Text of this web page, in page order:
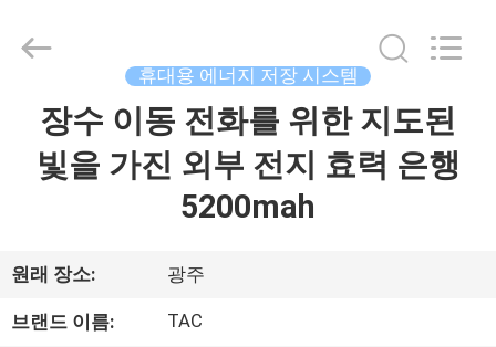
동
2011
Sunland
Technology
휴대용 에너지 저장 시스템
장수 이동 전화를 위한 지도된
빛을 가진 외부 전지 효력 은행
5200mah
원래 장소: 광주
브랜드 이름: TAC